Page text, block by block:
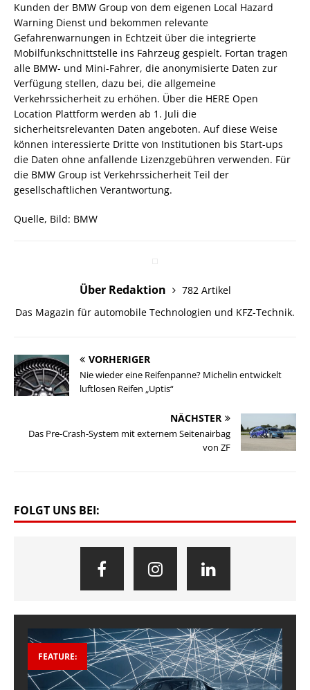
Kunden der BMW Group von dem eigenen Local Hazard
Warning Dienst und bekommen relevante
Gefahrenwarnungen in Echtzeit über die integrierte
Mobilfunkschnittstelle ins Fahrzeug gespielt. Fortan tragen
alle BMW- und Mini-Fahrer, die anonymisierte Daten zur
Verfügung stellen, dazu bei, die allgemeine
Verkehrssicherheit zu erhöhen. Über die HERE Open
Location Plattform werden ab 1. Juli die
sicherheitsrelevanten Daten angeboten. Auf diese Weise
können interessierte Dritte von Institutionen bis Start-ups
die Daten ohne anfallende Lizenzgebühren verwenden. Für
die BMW Group ist Verkehrssicherheit Teil der
gesellschaftlichen Verantwortung.
Quelle, Bild: BMW
Über Redaktion
782 Artikel
Das Magazin für automobile Technologien und KFZ-Technik.
VORHERIGER
Nie wieder eine Reifenpanne? Michelin entwickelt
luftlosen Reifen „Uptis“
NÄCHSTER
Das Pre-Crash-System mit externem Seitenairbag
von ZF
FOLGT UNS BEI:
FEATURE: